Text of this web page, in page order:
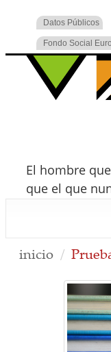
Datos Públicos
Fondo Social
El hombre
que el que
inicio